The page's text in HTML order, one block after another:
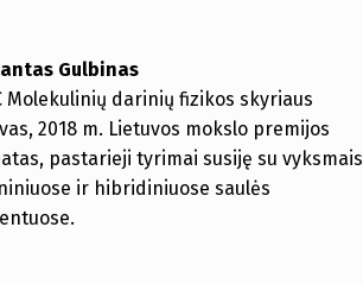
Gulbinas
Molekulinių darinių fizikos skyriaus
2018 m. Lietuvos mokslo premijos
pastarieji tyrimai susiję su vyksmais
ir hibridiniuose saulės